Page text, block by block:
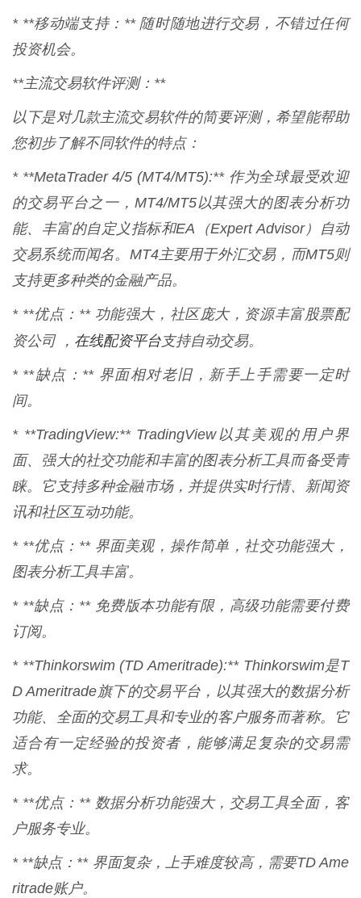
* **移动端支持：** 随时随地进行交易，不错过任何
投资机会。
**主流交易软件评测：**
以下是对几款主流交易软件的简要评测，希望能帮助
您初步了解不同软件的特点：
* **MetaTrader 4/5 (MT4/MT5):** 作为全球最受欢迎
的交易平台之一，MT4/MT5以其强大的图表分析功
能、丰富的自定义指标和EA（Expert Advisor）自动
交易系统而闻名。MT4主要用于外汇交易，而MT5则
支持更多种类的金融产品。
* **优点：** 功能强大，社区庞大，资源丰富股票配
资公司 ， 在线配资平台支持自动交易。
* **缺点：** 界面相对老旧，新手上手需要一定时
间。
* **TradingView:** TradingView以其美观的用户界
面、强大的社交功能和丰富的图表分析工具而备受青
睐。它支持多种金融市场，并提供实时行情、新闻资
讯和社区互动功能。
* **优点：** 界面美观，操作简单，社交功能强大，
图表分析工具丰富。
* **缺点：** 免费版本功能有限，高级功能需要付费
订阅。
* **Thinkorswim (TD Ameritrade):** Thinkorswim是T
D Ameritrade旗下的交易平台，以其强大的数据分析
功能、全面的交易工具和专业的客户服务而著称。它
适合有一定经验的投资者，能够满足复杂的交易需
求。
* **优点：** 数据分析功能强大，交易工具全面，客
户服务专业。
* **缺点：** 界面复杂，上手难度较高，需要TD Ame
ritrade账户。